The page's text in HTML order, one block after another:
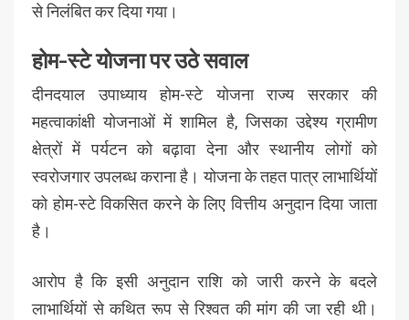
से निलंबित कर दिया गया।
होम-स्टे योजना पर उठे सवाल
दीनदयाल उपाध्याय होम-स्टे योजना राज्य सरकार की
महत्वाकांक्षी योजनाओं में शामिल है, जिसका उद्देश्य ग्रामीण
क्षेत्रों में पर्यटन को बढ़ावा देना और स्थानीय लोगों को
स्वरोजगार उपलब्ध कराना है। योजना के तहत पात्र लाभार्थियों
को होम-स्टे विकसित करने के लिए वित्तीय अनुदान दिया जाता
है।
आरोप है कि इसी अनुदान राशि को जारी करने के बदले
लाभार्थियों से कथित रूप से रिश्वत की मांग की जा रही थी।